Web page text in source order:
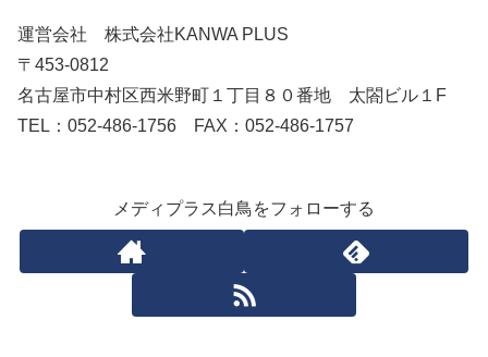
運営会社 株式会社KANWA PLUS
〒453-0812
名古屋市中村区西米野町１丁目８０番地 太閤ビル１F
TEL：052-486-1756 FAX：052-486-1757
メディプラス白鳥をフォローする